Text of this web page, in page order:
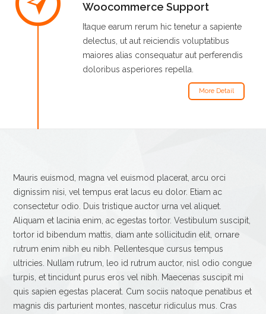
Woocommerce Support
More Detail
Itaque earum rerum hic tenetur a sapiente
delectus, ut aut reiciendis voluptatibus
maiores alias consequatur aut perferendis
doloribus asperiores repella.
Mauris euismod, magna vel euismod placerat, arcu orci
dignissim nisi, vel tempus erat lacus eu dolor. Etiam ac
consectetur odio. Duis tristique auctor urna vel aliquet.
Aliquam et lacinia enim, ac egestas tortor. Vestibulum suscipit,
tortor id bibendum mattis, diam ante sollicitudin elit, ornare
rutrum enim nibh eu nibh. Pellentesque cursus tempus
ultricies. Nullam rutrum, leo id rutrum auctor, nisl odio congue
turpis, et tincidunt purus eros vel nibh. Maecenas suscipit mi
quis sapien egestas placerat. Cum sociis natoque penatibus et
magnis dis parturient montes, nascetur ridiculus mus. Cras